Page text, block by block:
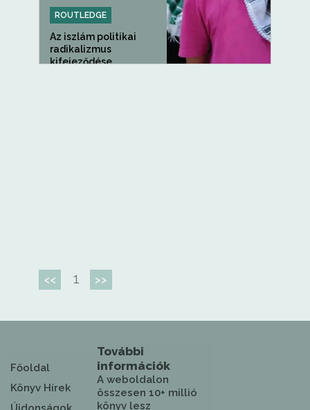
ROUTLEDGE
Az iszlám politikai
radikalizmus
kifejeződése...
<< 1 >>
Főoldal
Könyv Hírek
További
információk
A weboldalon
összesen 10+ millió
könyv lesz